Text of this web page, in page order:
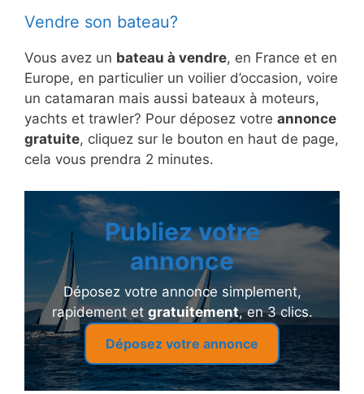
Vendre son bateau?
Vous avez un bateau à vendre, en France et en
Europe, en particulier un voilier d’occasion, voire
un catamaran mais aussi bateaux à moteurs,
yachts et trawler? Pour déposez votre annonce
gratuite, cliquez sur le bouton en haut de page,
cela vous prendra 2 minutes.
Publiez votre
annonce
Déposez votre annonce simplement,
rapidement et gratuitement, en 3 clics.
Déposez votre annonce